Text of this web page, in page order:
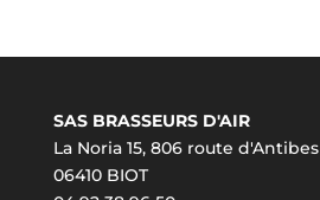
SAS BRASSEURS D'AIR
La Noria 15, 806 route d'Antibes
06410 BIOT